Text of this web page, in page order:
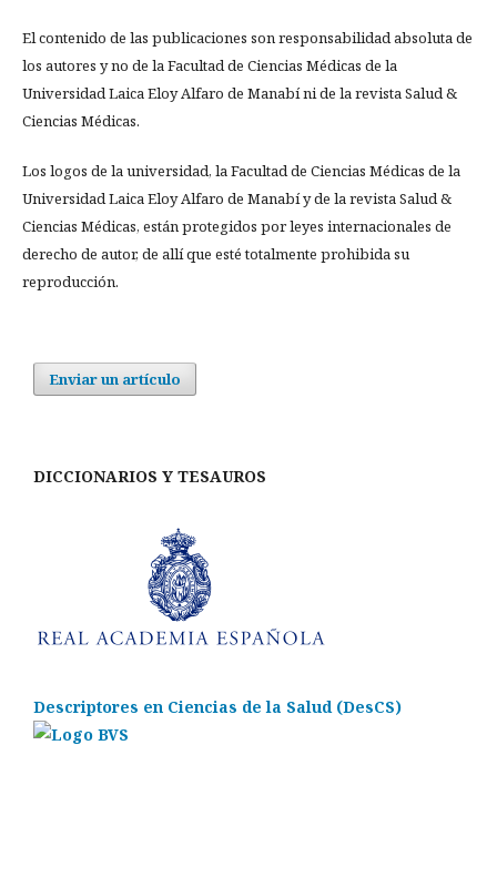
El contenido de las publicaciones son responsabilidad absoluta de
los autores y no de la Facultad de Ciencias Médicas de la
Universidad Laica Eloy Alfaro de Manabí ni de la revista Salud &
Ciencias Médicas.
Los logos de la universidad, la Facultad de Ciencias Médicas de la
Universidad Laica Eloy Alfaro de Manabí y de la revista Salud &
Ciencias Médicas, están protegidos por leyes internacionales de
derecho de autor, de allí que esté totalmente prohibida su
reproducción.
Enviar un artículo
DICCIONARIOS Y TESAUROS
Descriptores en Ciencias de la Salud (DesCS)